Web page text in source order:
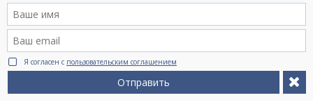
Я согласен с пользовательским соглашением
Отправить